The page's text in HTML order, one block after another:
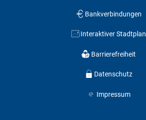
Bankverbindungen
Interaktiver Stadtplan
Barrierefreiheit
Datenschutz
Impressum